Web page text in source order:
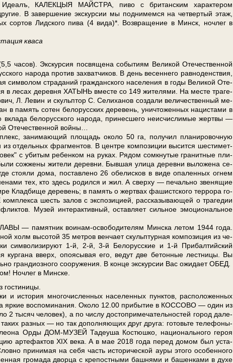
Идеалъ, КАЛЕКЦЫЯ МАЙСТРА, пи­во с британским характером
В за­вер­ше­ние экс­кур­сии мы под­ни­мем­ся на чет­вер­тый этаж,
сортов Лидского пи­ва (4 ви­да)*. Воз­вра­ще­ние в Минск, ночлег в
кваса
ча­сов). Экс­кур­сия по­свя­ще­на со­бы­ти­ям Ве­ли­кой Оте­че­ствен­ной
на­ро­да про­тив за­хват­чи­ков. В день ве­сен­не­го рав­но­ден­ствия,
сим­во­лом стра­да­ний граж­дан­ско­го на­се­ле­ния в го­ды Ве­ли­кой Оте­
в ле­сах де­рев­ня ХАТЫНЬ вме­сте со 149 жи­те­ля­ми. На ме­сте тра­ге­
Л. Ле­вин и скуль­птор С. Се­ли­ха­нов со­зда­ли величественный ме­
па­мять со­тен бе­ло­рус­ских де­ре­вень, уни­что­жен­ных на­ци­ста­ми в
вкла­да бе­ло­рус­ско­го на­ро­да, при­нес­ше­го не­ис­чис­ли­мые жерт­вы —
Оте­че­ствен­ной вой­ны…
за­ни­ма­ю­щий пло­щадь око­ло 50 га, по­лу­чил пла­ни­ро­воч­ную
от­дель­ных фраг­мен­тов. В цен­тре ком­по­зи­ции вы­сит­ся ше­сти­мет­
с уби­тым ре­бен­ком на ру­ках. Рядом со­мкну­тые гра­нит­ные пли­
со­жже­ны жи­те­ли де­рев­ни. Быв­шая ули­ца де­рев­ни вы­ло­же­на се­
сто­я­ли до­ма, по­став­ле­но 26 обе­лис­ков в ви­де опа­лен­ных ог­нем
тех, кто здесь ро­дил­ся и жил. А свер­ху — пе­чаль­но зве­ня­щие
Кладбище де­ре­вень; в па­мять о жерт­вах фа­шист­ско­го тер­ро­ра го­
шесть за­лов с экс­по­зи­ци­ей, рассказывающей о тра­ге­дии
Музей ин­тер­ак­тив­ный, остав­ля­ет сильное эмо­цио­наль­ное
— па­мят­ник воинам-освободителям Мин­ска ле­том 1944 го­да.
холм вы­со­той 35 мет­ров венчает скульптурная ком­по­зи­ция из че­
символизируют 1-й, 2-й, 3-й Белорусские и 1-й Прибалтийский
вверх, опоясывая его, ве­дут две бе­тон­ные лестницы. Вы
гран­ди­оз­но­го со­ору­же­ния. В кон­це экс­кур­сии Вас ожи­да­ет ОБЕД.
Ноч­лег в Мин­ске.
ис­то­рия мно­го­чис­лен­ных на­се­лен­ных пунк­тов, рас­по­ло­жен­ных
яр­кие вос­по­ми­на­ния. Около 12.00 прибытие в КОССОВО — один из
2 ты­сяч че­ло­век), а по чис­лу до­сто­при­ме­ча­тель­но­стей го­род да­ле­
раз­ных — но так дополняющих друг дру­га: готовьте телефоны-
Ор­ды ДОМ-МУЗЕЙ Та­де­уша Ко­стюш­ко, национального ге­роя
ар­те­фак­тов XIX ве­ка. А в мае 2018 го­да пе­ред до­мом был уста­
принимая на се­бя часть ис­то­ри­че­ской ауры это­го особенного
громада двор­ца с кре­пост­ны­ми баш­ня­ми и ба­шен­ка­ми в ду­хе